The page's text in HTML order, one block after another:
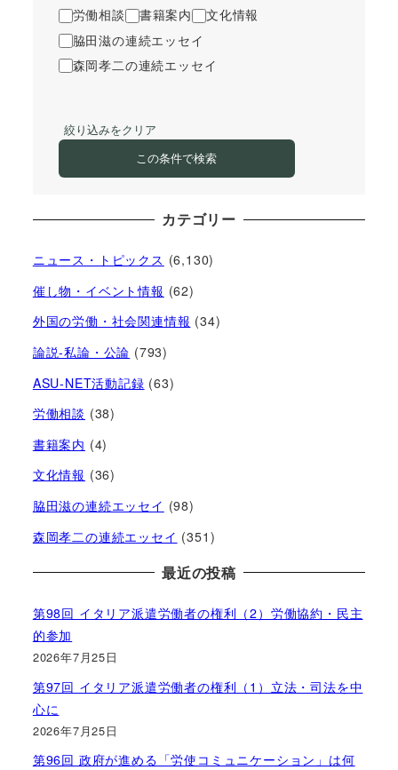
労働相談
書籍案内
文化情報
脇田滋の連続エッセイ
森岡孝二の連続エッセイ
絞り込みをクリア
この条件で検索
カテゴリー
ニュース・トピックス (6,130)
催し物・イベント情報 (62)
外国の労働・社会関連情報 (34)
論説-私論・公論 (793)
ASU-NET活動記録 (63)
労働相談 (38)
書籍案内 (4)
文化情報 (36)
脇田滋の連続エッセイ (98)
森岡孝二の連続エッセイ (351)
最近の投稿
第98回 イタリア派遣労働者の権利（2）労働協約・民主
的参加
2026年7月25日
第97回 イタリア派遣労働者の権利（1）立法・司法を中
心に
2026年7月25日
第96回 政府が進める「労使コミュニケーション」は何